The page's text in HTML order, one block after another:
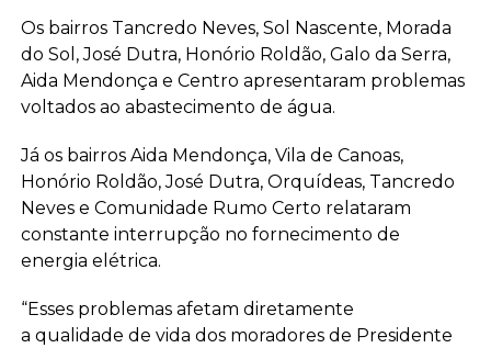
Os bairros Tancredo Neves, Sol Nascente, Morada
do Sol, José Dutra, Honório Roldão, Galo da Serra,
Aida Mendonça e Centro apresentaram problemas
voltados ao abastecimento de água.
Já os bairros Aida Mendonça, Vila de Canoas,
Honório Roldão, José Dutra, Orquídeas, Tancredo
Neves e Comunidade Rumo Certo relataram
constante interrupção no fornecimento de
energia elétrica.
“Esses problemas afetam diretamente
a qualidade de vida dos moradores de Presidente